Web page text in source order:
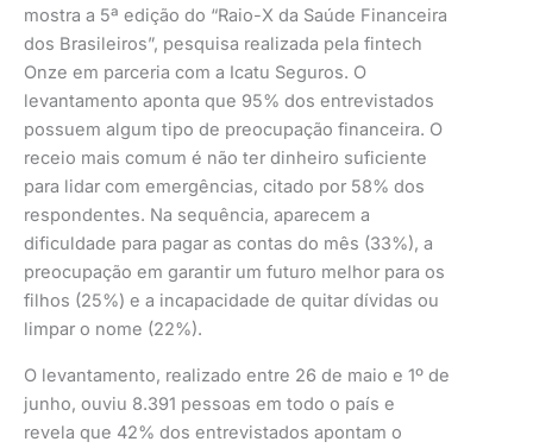
mostra a 5ª edição do “Raio-X da Saúde Financeira
dos Brasileiros”, pesquisa realizada pela fintech
Onze em parceria com a Icatu Seguros. O
levantamento aponta que 95% dos entrevistados
possuem algum tipo de preocupação financeira. O
receio mais comum é não ter dinheiro suficiente
para lidar com emergências, citado por 58% dos
respondentes. Na sequência, aparecem a
dificuldade para pagar as contas do mês (33%), a
preocupação em garantir um futuro melhor para os
filhos (25%) e a incapacidade de quitar dívidas ou
limpar o nome (22%).
O levantamento, realizado entre 26 de maio e 1º de
junho, ouviu 8.391 pessoas em todo o país e
revela que 42% dos entrevistados apontam o